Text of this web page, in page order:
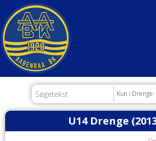
Kun i Drenge
U14 Drenge